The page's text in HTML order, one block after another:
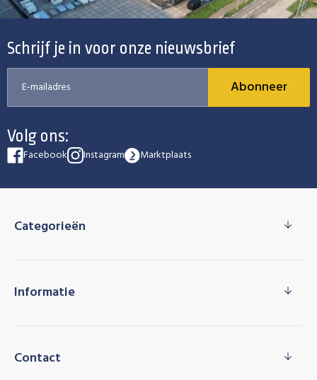
Schrijf je in voor onze nieuwsbrief
Abonneer
Volg ons:
Facebook Instagram Marktplaats
Categorieën
Informatie
Contact